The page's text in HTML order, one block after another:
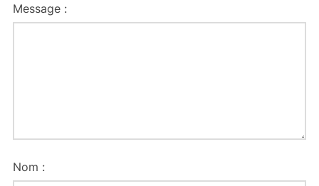
Message :
Nom :